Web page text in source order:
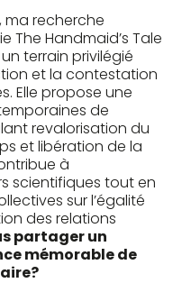
recherche
The Handmaid’s Tale
terrain privilégié
et la contestation
Elle propose une
de
revalorisation du
et libération de la
à
scientifiques tout en
sur l’égalité
des relations
partager un
mémorable de